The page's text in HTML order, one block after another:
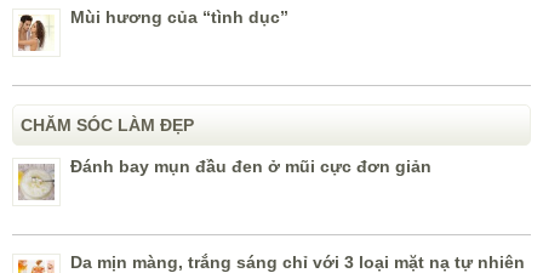
Mùi hương của “tình dục”
CHĂM SÓC LÀM ĐẸP
Đánh bay mụn đầu đen ở mũi cực đơn giản
Da mịn màng, trắng sáng chỉ với 3 loại mặt nạ tự nhiên